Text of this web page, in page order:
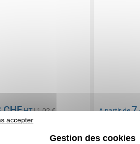
CHFHT| 1,02 € A partir de
En stock: 33
accepter
Gestion des cookies